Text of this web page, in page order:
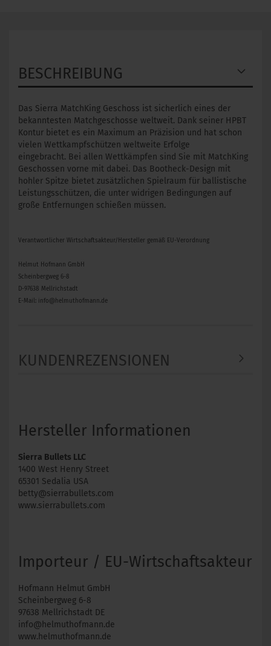
BESCHREIBUNG
Das Sierra MatchKing Geschoss ist sicherlich eines der
bekanntesten Matchgeschosse weltweit. Dank seiner HPBT
Kontur bietet es ein Maximum an Präzision und hat schon
vielen Wettkampfschützen weltweite Erfolge
eingebracht. Bei allen Wettkämpfen sind Sie mit MatchKing
Geschossen vorne mit dabei. Das Bootheck-Design mit
hohler Spitze bietet zusätzlichen Spielraum für ballistische
Leistungsschützen, die unter widrigen Bedingungen auf
große Entfernungen schießen müssen.
Verantwortlicher Wirtschaftsakteur/Hersteller gemäß EU-Verordnung
Helmut Hofmann GmbH
Scheinbergweg 6-8
D-97638 Mellrichstadt
E-Mail: info@helmuthofmann.de
KUNDENREZENSIONEN
Hersteller Informationen
Sierra Bullets LLC
1400 West Henry Street
65301 Sedalia USA
betty@sierrabullets.com
www.sierrabullets.com
Importeur / EU-Wirtschaftsakteur
Hofmann Helmut GmbH
Scheinbergweg 6-8
97638 Mellrichstadt DE
info@helmuthofmann.de
www.helmuthofmann.de